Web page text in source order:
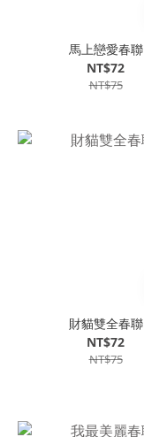
馬上戀愛春聯
NT$72
NT$75
財貓雙全春聯
NT$72
NT$75